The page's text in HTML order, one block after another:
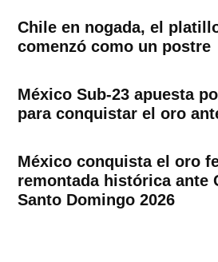
Chile en nogada, el
comenzó como un postre
México Sub-23 apuesta
para conquistar el oro
México conquista el oro
remontada histórica ante
Santo Domingo 2026